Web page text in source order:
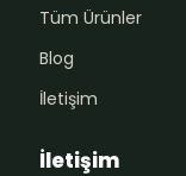
Tüm Ürünler
Blog
İletişim
İletişim